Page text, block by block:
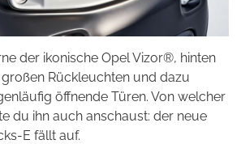
der ikonische Opel Vizor®, hinten
Rückleuchten und dazu
öffnende Türen. Von welcher
du ihn auch anschaust: der neue
E fällt auf.